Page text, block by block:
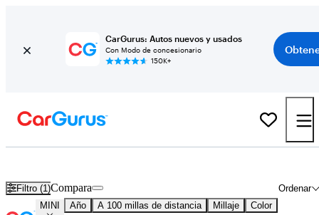
CarGurus: Autos nuevos y usados
Con Modo de concesionario
150K+
Filtro (1) Ordenar
Compara
MINI Año A 100 millas de distancia Millaje Color